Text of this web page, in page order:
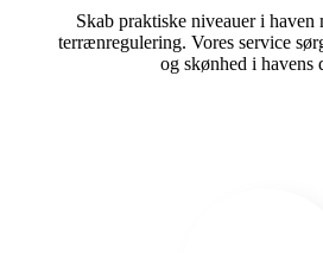
Skab praktiske niveauer i haven
terrænregulering. Vores service
og skønhed i havens